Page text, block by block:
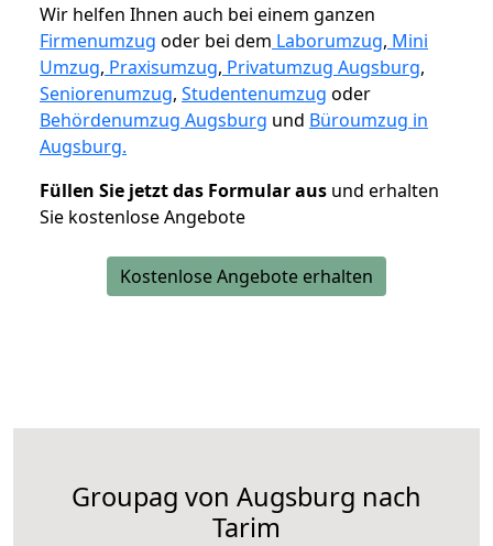
Wir helfen Ihnen auch bei einem ganzen
Firmenumzug oder bei dem Laborumzug, Mini
Umzug, Praxisumzug, Privatumzug Augsburg,
Seniorenumzug, Studentenumzug oder
Behördenumzug Augsburg und Büroumzug in
Augsburg.
Füllen Sie jetzt das Formular aus und erhalten
Sie kostenlose Angebote
Kostenlose Angebote erhalten
Groupag von Augsburg nach
Tarim